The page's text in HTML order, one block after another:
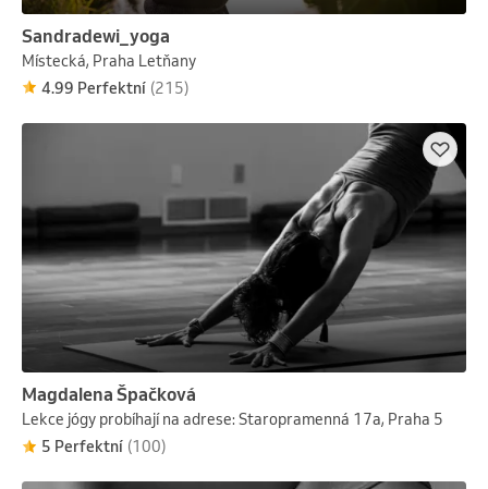
Sandradewi_yoga
Místecká, Praha Letňany
4.99 Perfektní (215)
Magdalena Špačková
Lekce jógy probíhají na adrese: Staropramenná 17a, Praha 5
5 Perfektní (100)